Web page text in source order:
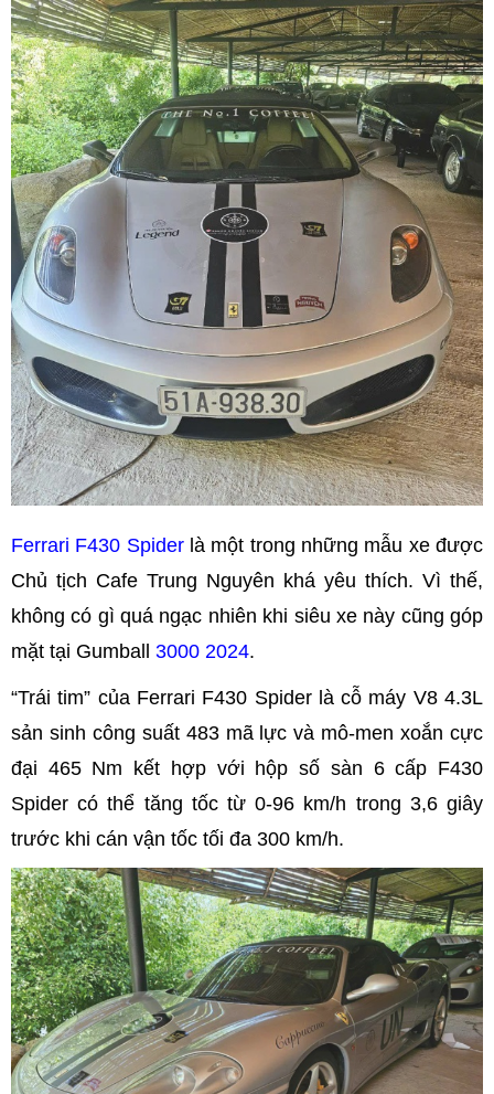
Ferrari F430 Spider là một trong những mẫu xe được
Chủ tịch Cafe Trung Nguyên khá yêu thích. Vì thế,
không có gì quá ngạc nhiên khi siêu xe này cũng góp
mặt tại Gumball 3000 2024.
“Trái tim” của Ferrari F430 Spider là cỗ máy V8 4.3L
sản sinh công suất 483 mã lực và mô-men xoắn cực
đại 465 Nm kết hợp với hộp số sàn 6 cấp F430
Spider có thể tăng tốc từ 0-96 km/h trong 3,6 giây
trước khi cán vận tốc tối đa 300 km/h.